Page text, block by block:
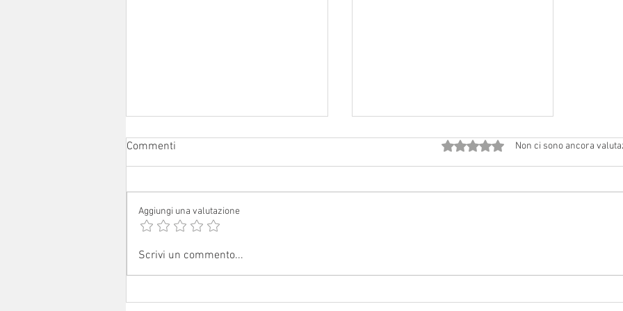
Sabato 1° agosto 2026: festa
Commenti Valutazione 0 stelle su 5.
Non ci sono ancora
Aggiungi una valutazione
Scrivi un commento...